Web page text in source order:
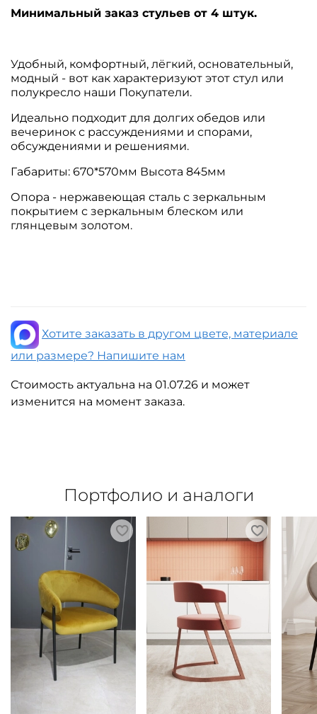
Минимальный заказ стульев от 4 штук.
Удобный, комфортный, лёгкий, основательный,
модный - вот как характеризуют этот стул или
полукресло наши Покупатели.
Идеально подходит для долгих обедов или
вечеринок с рассуждениями и спорами,
обсуждениями и решениями.
Габариты: 670*570мм Высота 845мм
Опора - нержавеющая сталь с зеркальным
покрытием с зеркальным блеском или
глянцевым золотом.
Хотите заказать в другом цвете, материале
или размере? Напишите нам
Стоимость актуальна на 01.07.26 и может
изменится на момент заказа.
Портфолио и аналоги